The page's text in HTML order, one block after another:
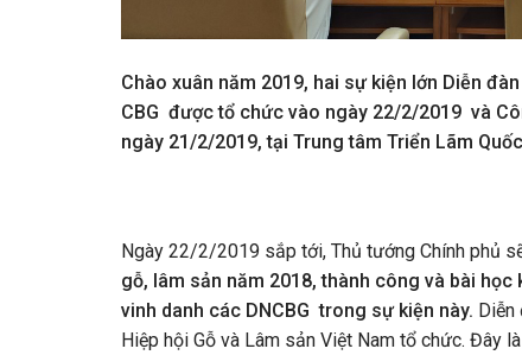
Chào xuân năm 2019, hai sự kiện lớn Diễn
CBG được tổ chức vào ngày 22/2/2019 và
ngày 21/2/2019, tại Trung tâm Triển Lãm
Ngày 22/2/2019 sắp tới, Thủ tướng Chính phủ
gỗ, lâm sản năm 2018, thành công và bài
vinh danh các DNCBG trong sự kiện này. Diễn
Hiệp hội Gỗ và Lâm sản Việt Nam tổ chức. Đây